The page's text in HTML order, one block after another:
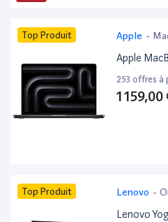
Top Produit Apple -
Apple
253 offres à
1 159,00
Top Produit Lenovo -
Lenovo